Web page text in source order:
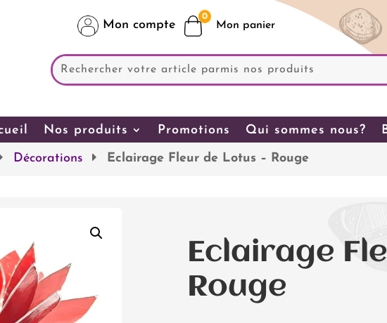
Mon compte
0
Nos produits Promotions Qui sommes nous?
Décorations Eclairage Fleur de Lotus – Rouge
Eclairage
Rouge